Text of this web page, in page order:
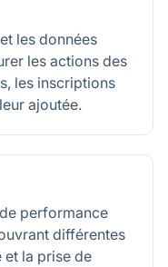
les données
les actions des
les inscriptions
ajoutée.
performance
différentes
et la prise de